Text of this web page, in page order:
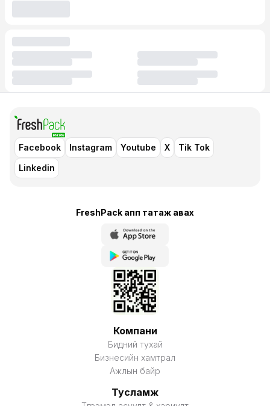
Facebook Instagram Youtube X
Tik Tok
Linkedin
FreshPack апп татаж авaх
Компани
Бидний тухай
Бизнесийн хамтрал
Ажлын байр
Тусламж